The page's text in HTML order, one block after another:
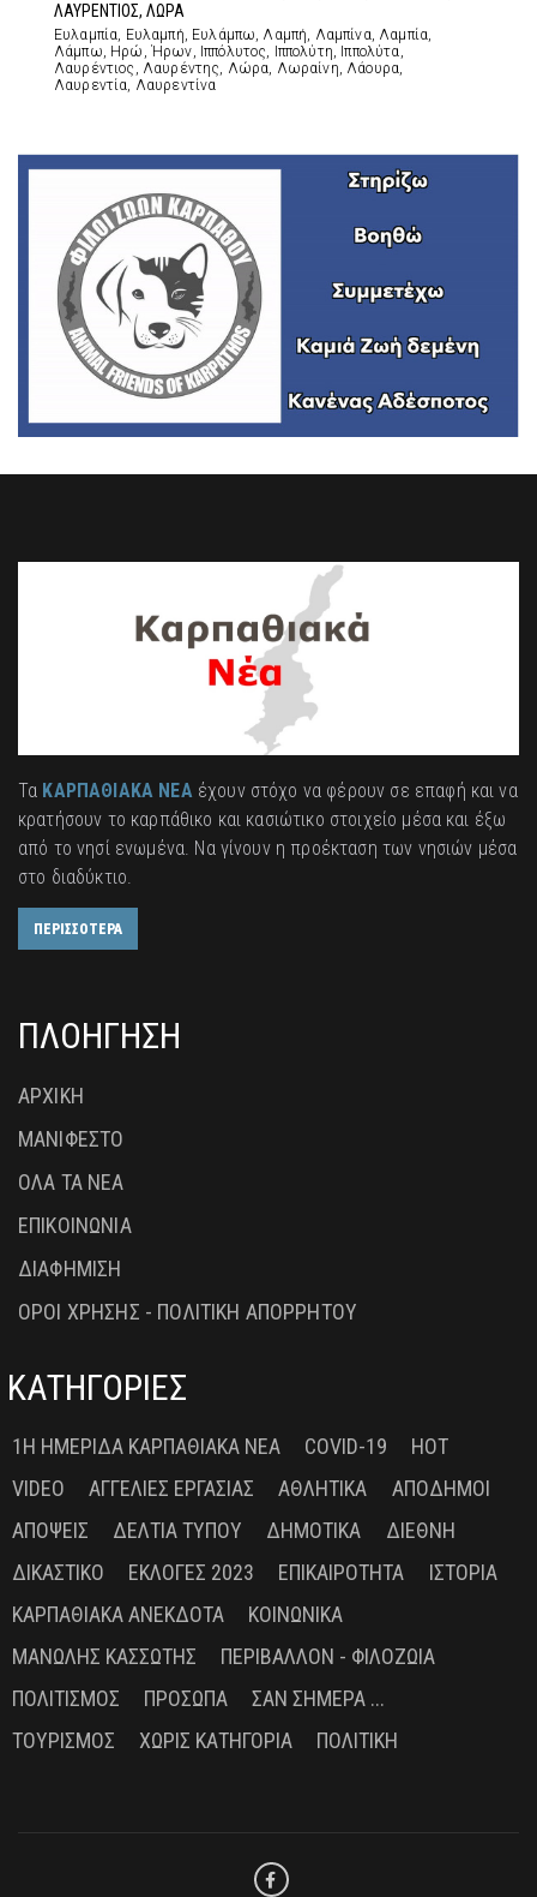
ΛΑΥΡΕΝΤΙΟΣ, ΛΩΡΑ
Ευλαμπία, Ευλαμπή, Ευλάμπω, Λαμπή, Λαμπίνα, Λαμπία,
Λάμπω, Ηρώ, Ήρων, Ιππόλυτος, Ιππολύτη, Ιππολύτα,
Λαυρέντιος, Λαυρέντης, Λώρα, Λωραίνη, Λάουρα,
Λαυρεντία, Λαυρεντίνα
Τα ΚΑΡΠΑΘΙΑΚΑ ΝΕΑέχουν στόχο να φέρουν σε επαφή και να
κρατήσουν το καρπάθικο και κασιώτικο στοιχείο μέσα και έξω
από το νησί ενωμένα. Να γίνουν η προέκταση των νησιών μέσα
στο διαδύκτιο.
ΠΕΡΙΣΣΟΤΕΡΑ
ΠΛΟΗΓΗΣΗ
ΑΡΧΙΚΗ
ΜΑΝΙΦΕΣΤΟ
ΟΛΑ ΤΑ ΝΕΑ
ΕΠΙΚΟΙΝΩΝΙΑ
ΔΙΑΦΗΜΙΣΗ
ΟΡΟΙ ΧΡΗΣΗΣ - ΠΟΛΙΤΙΚΗ ΑΠΟΡΡΗΤΟΥ
ΚΑΤΗΓΟΡΙΕΣ
1Η ΗΜΕΡΊΔΑ ΚΑΡΠΑΘΙΑΚΆ ΝΈΑ COVID-19
HOT
VIDEO
ΑΓΓΕΛΊΕΣ ΕΡΓΑΣΊΑΣ ΑΘΛΗΤΙΚΆ
ΑΠΌΔΗΜΟΙ
ΑΠΌΨΕΙΣ
ΔΕΛΤΊΑ ΤΎΠΟΥ ΔΗΜΟΤΙΚΆ
ΔΙΕΘΝΉ
ΔΙΚΑΣΤΙΚΌ
ΕΚΛΟΓΈΣ 2023 ΕΠΙΚΑΙΡΌΤΗΤΑ
ΙΣΤΟΡΊΑ
ΚΑΡΠΑΘΙΑΚΆ ΑΝΈΚΔΟΤΑ
ΚΟΙΝΩΝΙΚΆ
ΜΑΝΏΛΗΣ ΚΑΣΣΏΤΗΣ
ΠΕΡΙΒΆΛΛΟΝ - ΦΙΛΟΖΩΊΑ
ΠΟΛΙΤΙΣΜΌΣ
ΠΡΌΣΩΠΑ
ΣΑΝ ΣΉΜΕΡΑ ...
ΤΟΥΡΙΣΜΌΣ
ΧΩΡΊΣ ΚΑΤΗΓΟΡΊΑ ΠΟΛΙΤΙΚΉ